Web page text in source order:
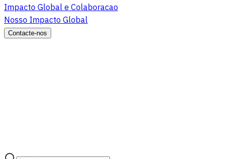
Impacto Global e Colaboracao
Nosso Impacto Global
Contacte-nos